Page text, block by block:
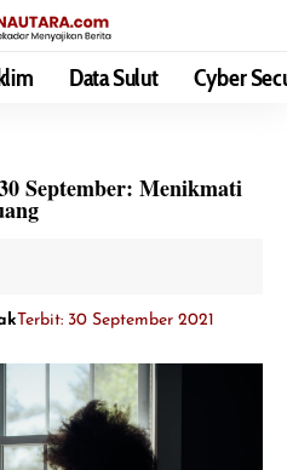
Data Sulut Cyber
September: Menikmati
Terbit: 30 September 2021